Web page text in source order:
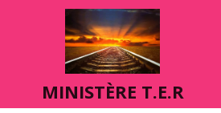
MINISTÈRE T.E.R